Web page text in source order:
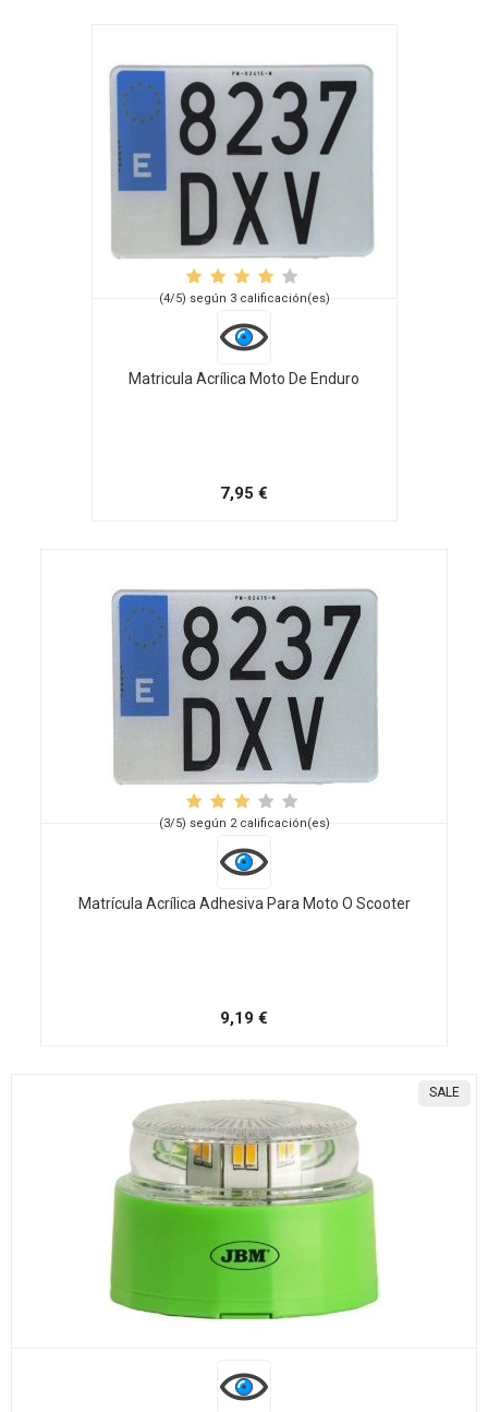
(4/5) según 3 calificación(es)
Matricula Acrílica Moto De Enduro
7,95 €
(3/5) según 2 calificación(es)
Matrícula Acrílica Adhesiva Para Moto O Scooter
9,19 €
SALE